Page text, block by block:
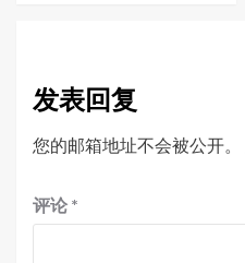
发表回复
您的邮箱地址不会被公开。
评论 *